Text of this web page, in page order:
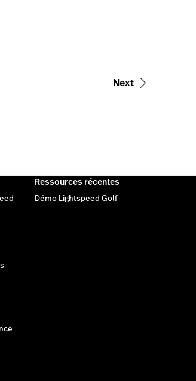
Next
Ressources récentes
Démo Lightspeed Golf